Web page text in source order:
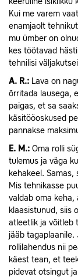
Kui me varem
enamjaolt
mu ümber on
kes töötavad
tehnilisi
A. R.: Lava on
õrritada lausega,
paigas, et sa
käsitööoskused
pannakse
E. M.: Oma rolli
tulemus ja väga
kehakeel.
Mis tehnikasse
valdab oma keha,
klaasistunud, siis
atleetlik ja võitleb
jääb tagaplaanile.
rollilahendus nii
käest tean, et
pidevat otsingut